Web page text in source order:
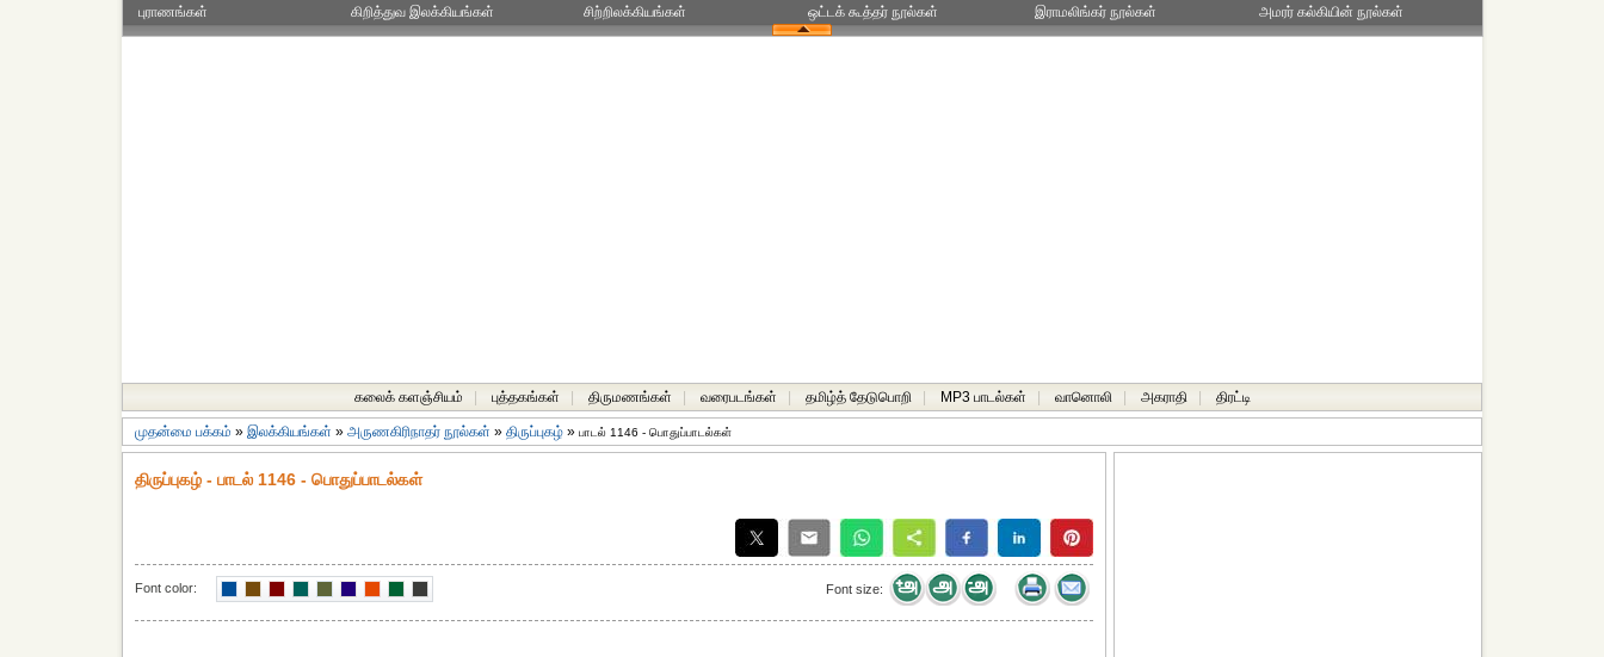
புராணங்கள்
கிறித்துவ இலக்கியங்கள்
சிற்றிலக்கியங்கள்
ஒட்டக் கூத்தர் நூல்கள்
இராமலிங்கர் நூல்கள்
அமரர் கல்கியின் நூல்கள்
கலைக் களஞ்சியம் புத்தகங்கள் திருமணங்கள் வரைபடங்கள் தமிழ்த் தேடுபொறி MP3 பாடல்கள் வானொலி அகராதி திரட்டி
முதன்மை பக்கம் » இலக்கியங்கள் » அருணகிரிநாதர் நூல்கள் » திருப்புகழ் » பாடல் 1146 - பொதுப்பாடல்கள்
திருப்புகழ் - பாடல் 1146 - பொதுப்பாடல்கள்
Font color: Font size: